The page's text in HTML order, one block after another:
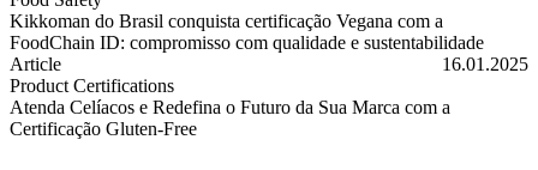
Kikkoman do Brasil conquista certificação Vegana com a
FoodChain ID: compromisso com qualidade e sustentabilidade
Kikkoman do Brasil conquista certificação Vegana com a
Article
16.01.2025
Product Certifications
Atenda Celíacos e Redefina o Futuro da Sua Marca com a
Certificação Gluten-Free